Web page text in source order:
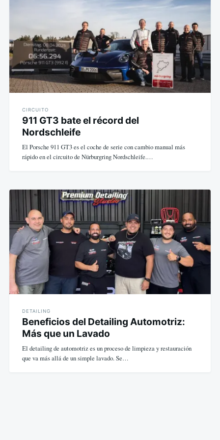
CIRCUITO
911 GT3 bate el récord del
Nordschleife
El Porsche 911 GT3 es el coche de serie con cambio manual más
rápido en el circuito de Nürburgring Nordschleife.…
DETAILING
Beneficios del Detailing Automotriz:
Más que un Lavado
El detailing de automotriz es un proceso de limpieza y restauración
que va más allá de un simple lavado. Se…